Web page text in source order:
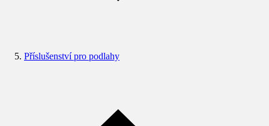
Příslušenství pro podlahy